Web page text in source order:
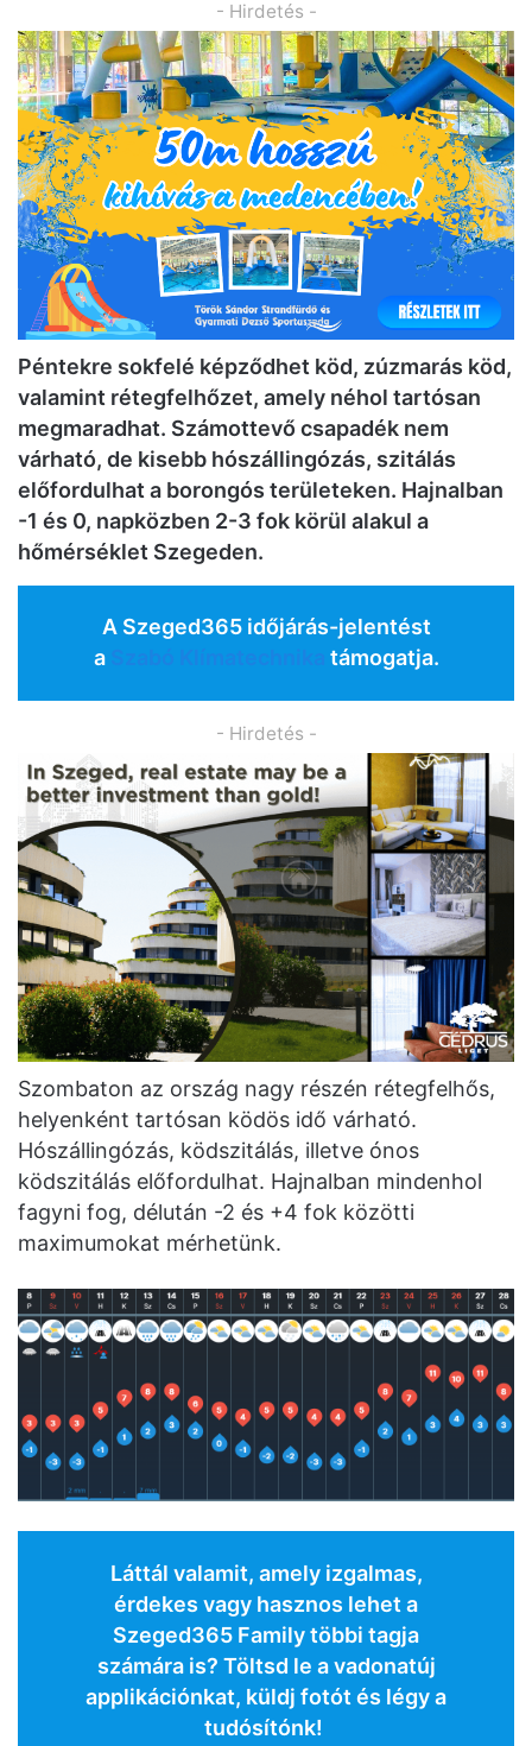
- Hirdetés -
Péntekre sokfelé képződhet köd, zúzmarás köd,
valamint rétegfelhőzet, amely néhol tartósan
megmaradhat. Számottevő csapadék nem
várható, de kisebb hószállingózás, szitálás
előfordulhat a borongós területeken. Hajnalban
-1 és 0, napközben 2-3 fok körül alakul a
hőmérséklet Szegeden.
A Szeged365 időjárás-jelentést
a
támogatja.
- Hirdetés -
Szombaton az ország nagy részén rétegfelhős,
helyenként tartósan ködös idő várható.
Hószállingózás, ködszitálás, illetve ónos
ködszitálás előfordulhat. Hajnalban mindenhol
fagyni fog, délután -2 és +4 fok közötti
maximumokat mérhetünk.
Láttál valamit, amely izgalmas,
érdekes vagy hasznos lehet a
Szeged365 Family többi tagja
számára is? Töltsd le a vadonatúj
applikációnkat, küldj fotót és légy a
tudósítónk!